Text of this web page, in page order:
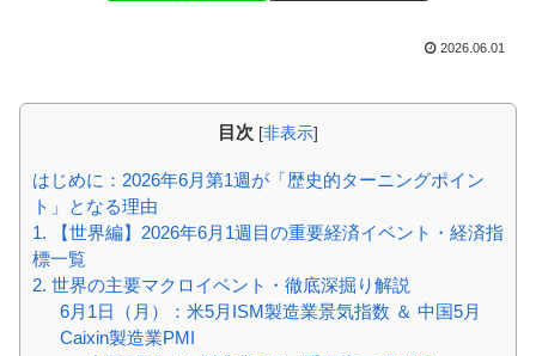
2026.06.01
目次 [非表示]
はじめに：2026年6月第1週が「歴史的ターニングポイン
ト」となる理由
1. 【世界編】2026年6月1週目の重要経済イベント・経済指
標一覧
2. 世界の主要マクロイベント・徹底深掘り解説
6月1日（月）：米5月ISM製造業景気指数 ＆ 中国5月
Caixin製造業PMI